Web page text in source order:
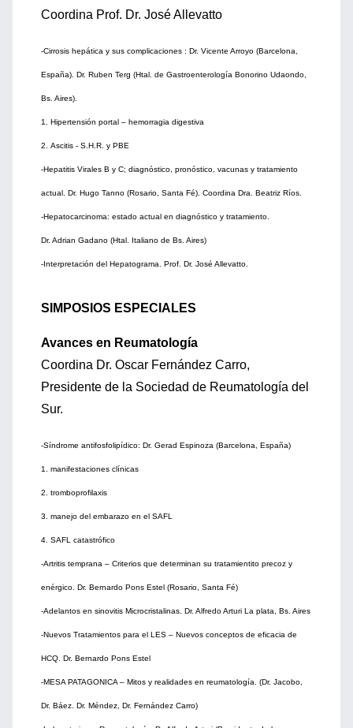
Coordina Prof. Dr. José Allevatto
-Cirrosis hepática y sus complicaciones : Dr. Vicente Arroyo (Barcelona,
España). Dr. Ruben Terg (Htal. de Gastroenterología Bonorino Udaondo,
Bs. Aires).
1. Hipertensión portal – hemorragia digestiva
2. Ascitis - S.H.R. y PBE
-Hepatitis Virales B y C; diagnóstico, pronóstico, vacunas y tratamiento
actual. Dr. Hugo Tanno (Rosario, Santa Fé). Coordina Dra. Beatriz Ríos.
-Hepatocarcinoma: estado actual en diagnóstico y tratamiento.
Dr. Adrian Gadano (Htal. Italiano de Bs. Aires)
-Interpretación del Hepatograma. Prof. Dr. José Allevatto.
SIMPOSIOS ESPECIALES
Avances en Reumatología
Coordina Dr. Oscar Fernández Carro,
Presidente de la Sociedad de Reumatología del
Sur.
-Síndrome antifosfolipídico: Dr. Gerad Espinoza (Barcelona, España)
1. manifestaciones clínicas
2. tromboprofilaxis
3. manejo del embarazo en el SAFL
4. SAFL catastrófico
-Artritis temprana – Criterios que determinan su tratamientito precoz y
enérgico. Dr. Bernardo Pons Estel (Rosario, Santa Fé)
-Adelantos en sinovitis Microcristalinas. Dr. Alfredo Arturi La plata, Bs. Aires
-Nuevos Tratamientos para el LES – Nuevos conceptos de eficacia de
HCQ. Dr. Bernardo Pons Estel
-MESA PATAGONICA – Mitos y realidades en reumatología. (Dr. Jacobo,
Dr. Báez. Dr. Méndez, Dr. Fernández Carro)